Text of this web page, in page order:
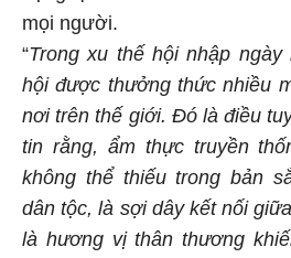
mọi người.
“Trong xu thế hội nhập
hội được thưởng thức nhiều
nơi trên thế giới. Đó là điều
tin rằng, ẩm thực truyền
không thể thiếu trong bản
dân tộc, là sợi dây kết nối
là hương vị thân thương